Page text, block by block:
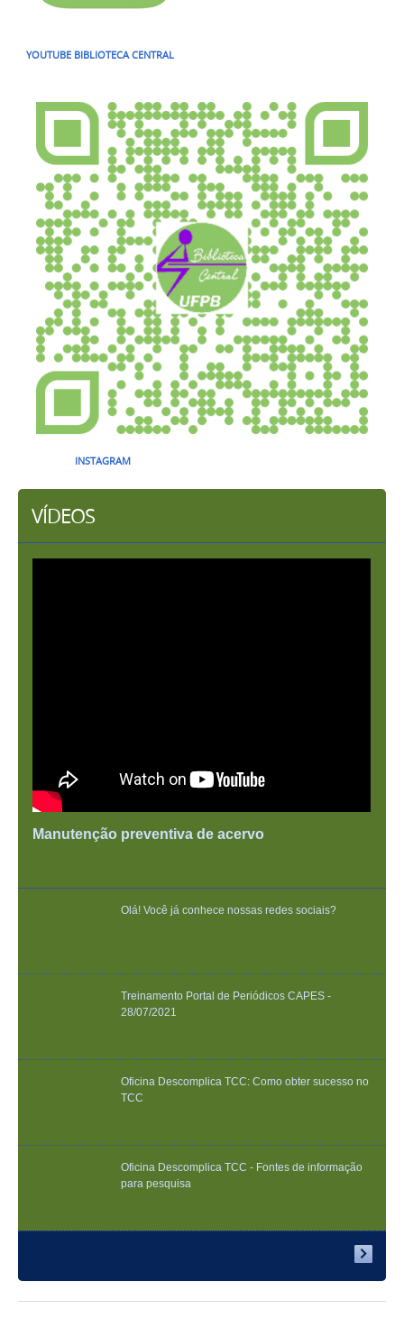
YOUTUBE BIBLIOTECA CENTRAL
INSTAGRAM
VÍDEOS
Manutenção preventiva de acervo
Olá! Você já conhece nossas redes sociais?
Treinamento Portal de Periódicos CAPES -
28/07/2021
Oficina Descomplica TCC: Como obter sucesso no
TCC
Oficina Descomplica TCC - Fontes de informação
para pesquisa